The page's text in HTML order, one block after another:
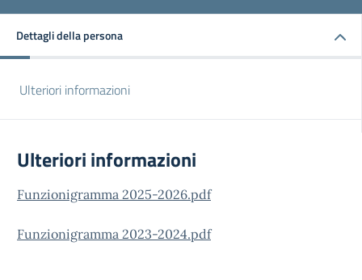
Dettagli della persona
Ulteriori informazioni
Ulteriori informazioni
Funzionigramma 2025-2026.pdf
Funzionigramma 2023-2024.pdf